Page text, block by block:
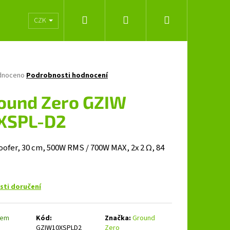
Obchodní podmínky
CZK Přihlášení
Podrobnosti hodnocení
Zero GZIW
D2
30 cm, 500W RMS / 700W MAX, 2x 2 Ω, 84
doručení
Kód:
GZIW10XSPLD2
Značka:Ground
Zero
Následující